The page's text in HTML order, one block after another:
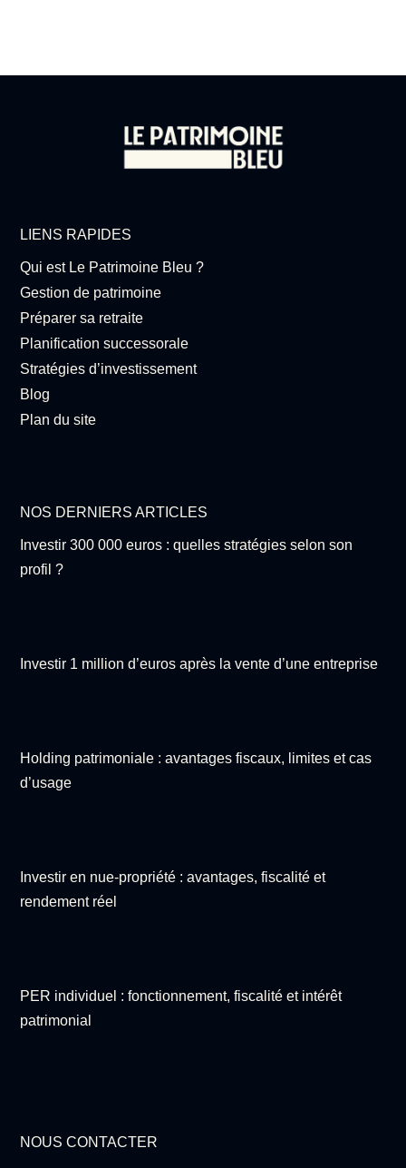
LIENS RAPIDES
Qui est Le Patrimoine Bleu ?
Gestion de patrimoine
Préparer sa retraite
Planification successorale
Stratégies d’investissement
Blog
Plan du site
NOS DERNIERS ARTICLES
Investir 300 000 euros : quelles stratégies selon son
profil ?
Investir 1 million d’euros après la vente d’une entreprise
Holding patrimoniale : avantages fiscaux, limites et cas
d’usage
Investir en nue-propriété : avantages, fiscalité et
rendement réel
PER individuel : fonctionnement, fiscalité et intérêt
patrimonial
NOUS CONTACTER